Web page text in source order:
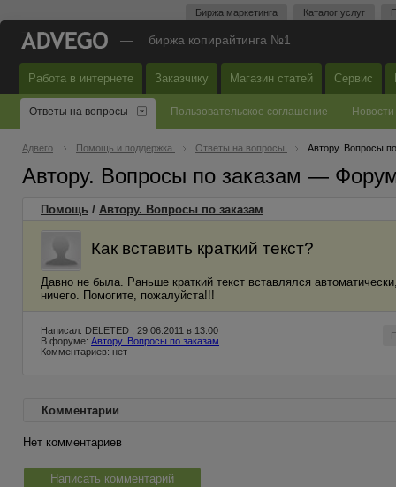
Биржа маркетинга Каталог услуг
— биржа копирайтинга №1
Работа в интернете Заказчику Магазин статей Сервис
Ответы на вопросы Пользовательское соглашение Новости
Адвего Помощь и поддержка Ответы на вопросы Автору. Вопросы
Автору. Вопросы по заказам —
Помощь / Автору. Вопросы по заказам
Как вставить краткий текст?
Давно не была. Раньше краткий текст вставлялся
ничего. Помогите, пожалуйста!!!
Написал: DELETED , 29.06.2011 в 13:00
В форуме: Автору. Вопросы по заказам
Комментариев: нет
Комментарии
Нет комментариев
Написать комментарий